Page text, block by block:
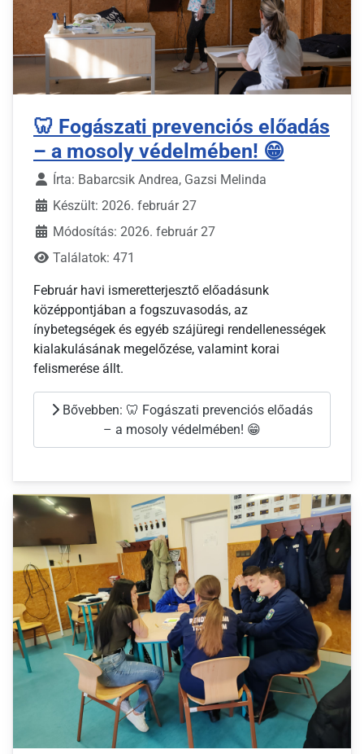
🦷 Fogászati prevenciós előadás
– a mosoly védelmében! 😁
Írta: Babarcsik Andrea, Gazsi Melinda
Készült: 2026. február 27
Módosítás: 2026. február 27
Találatok: 471
Február havi ismeretterjesztő előadásunk
középpontjában a fogszuvasodás, az
ínybetegségek és egyéb szájüregi rendellenességek
kialakulásának megelőzése, valamint korai
felismerése állt.
Bővebben: 🦷 Fogászati prevenciós előadás
– a mosoly védelmében! 😁